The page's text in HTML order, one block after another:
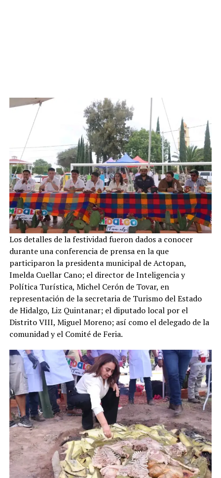
Los detalles de la festividad fueron dados a conocer
durante una conferencia de prensa en la que
participaron la presidenta municipal de Actopan,
Imelda Cuellar Cano; el director de Inteligencia y
Política Turística, Michel Cerón de Tovar, en
representación de la secretaria de Turismo del Estado
de Hidalgo, Liz Quintanar; el diputado local por el
Distrito VIII, Miguel Moreno; así como el delegado de la
comunidad y el Comité de Feria.